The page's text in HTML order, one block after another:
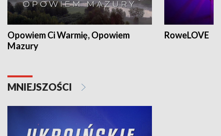
Opowiem Ci Warmię, Opowiem
Mazury
RoweLOVE
MNIEJSZOŚCI